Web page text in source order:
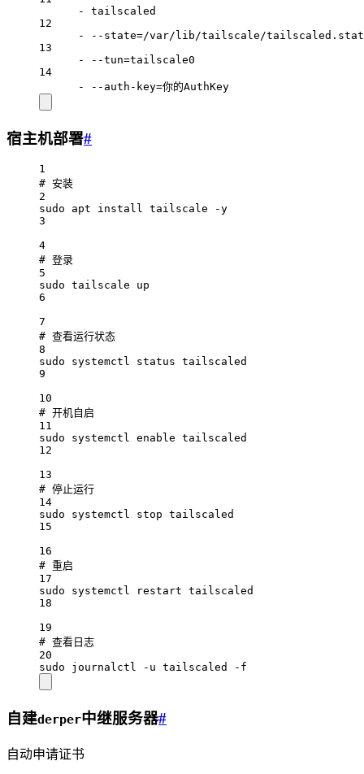
- tailscaled
12
- --state=/var/lib/tailscale/
13
- --tun=tailscale0
14
- --auth-key=你的AuthKey
宿主机部署#
1
# 安装
2
sudo apt install tailscale -y
3
4
# 登录
5
sudo tailscale up
6
7
# 查看运行状态
8
sudo systemctl status tailscaled
9
10
# 开机自启
11
sudo systemctl enable tailscaled
12
13
# 停止运行
14
sudo systemctl stop tailscaled
15
16
# 重启
17
sudo systemctl restart tailscaled
18
19
# 查看日志
20
sudo journalctl -u tailscaled -f
自建derper中继服务器#
自动申请证书